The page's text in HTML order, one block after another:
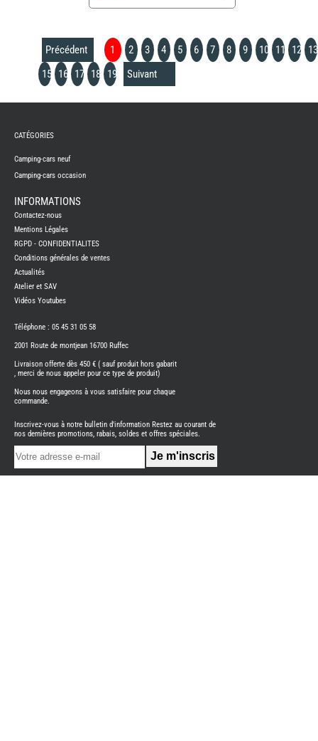
Précédent 1 2 3 4 5 6 7 8 9 10 11 12
13
15
16 17 18 19 Suivant
CAMPING-
NEUFS
CAMPING-
CAMPING-
BENIMAR
CAMPING-
CARADO
CAMPING-
ITINEO
CAMPING-
OCCASION
CARADO
NEUFS
FOURGON
BENIMAR
FOURGON
CATÉGORIES
Camping-cars neuf
Camping-cars occasion
INFORMATIONS
Contactez-nous
Mentions Légales
RGPD - CONFIDENTIALITES
Conditions générales de ventes
Actualités
Atelier et SAV
Vidéos Youtubes
Téléphone : 05 45 31 05 58
2001 Route de montjean 16700 Ruffec
Livraison offerte dès 450 € ( sauf produit hors gabarit
, merci de nous appeler pour ce type de produit)
Nous nous engageons à vous satisfaire pour chaque
commande.
Inscrivez-vous à notre bulletin d'information Restez au courant de
nos dernières promotions, rabais, soldes et offres spéciales.